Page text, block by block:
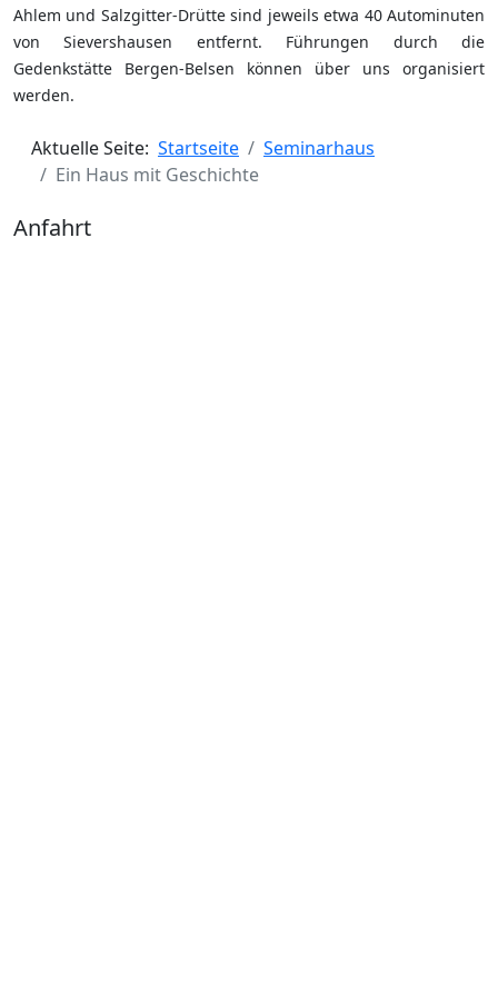
Ahlem und Salzgitter-Drütte sind jeweils etwa 40 Autominuten
von Sievershausen entfernt. Führungen durch die
Gedenkstätte Bergen-Belsen können über uns organisiert
werden.
Aktuelle Seite: Startseite
Seminarhaus
Ein Haus mit Geschichte
Anfahrt